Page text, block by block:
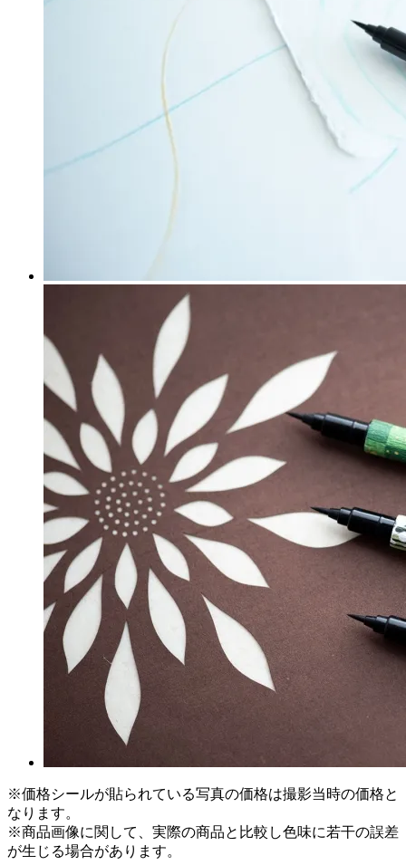
※価格シールが貼られている写真の価格は撮影当時の価格と
なります。
※商品画像に関して、実際の商品と比較し色味に若干の誤差
が生じる場合があります。